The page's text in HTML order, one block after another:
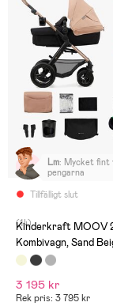
Tillfälligt slut
Lm: Mycket fint
pengarna
(14)
Kinderkraft MOOV
Kombivagn, Sand
3 195 kr
Rek pris: 3 795 kr